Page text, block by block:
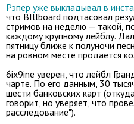
Рэпер уже выкладывал в
что BIllboard подтасовал
стримов на неделю — такой,
каждому крупному лейблу.
пятницу ближе к полуночи
на ровном месте продается
6ix9ine уверен, что лейбл
чарте. По его данным, 30
шести банковских карт
говорит, но уверяет, что
расследование").